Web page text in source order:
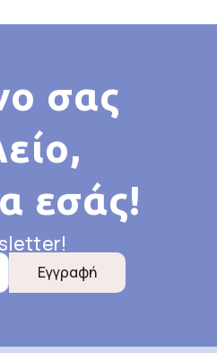
σας
εσάς!
Εγγραφή